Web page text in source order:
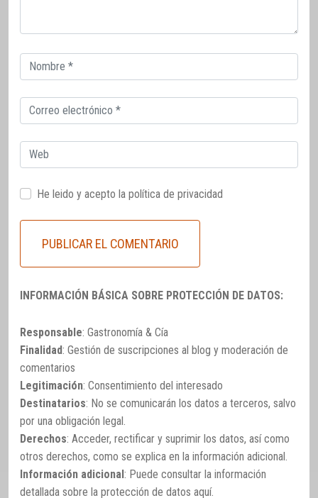
Correo
electrónico
Correo
electrónico
Web
He leido y acepto la política de privacidad
INFORMACIÓN BÁSICA SOBRE PROTECCIÓN DE DATOS:
Responsable: Gastronomía & Cía
Finalidad: Gestión de suscripciones al blog y moderación de
comentarios
Legitimación: Consentimiento del interesado
Destinatarios: No se comunicarán los datos a terceros, salvo
por una obligación legal.
Derechos: Acceder, rectificar y suprimir los datos, así como
otros derechos, como se explica en la información adicional.
Información adicional: Puede consultar la información
detallada sobre la protección de datos aquí.